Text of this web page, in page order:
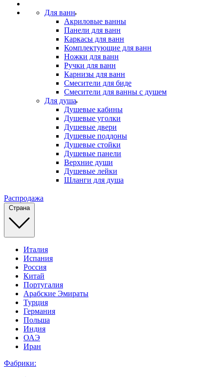
Для ванн
Акриловые ванны
Панели для ванн
Каркасы для ванн
Комплектующие для ванн
Ножки для ванн
Ручки для ванн
Карнизы для ванн
Смесители для биде
Смесители для ванны с душем
Для душа
Душевые кабины
Душевые уголки
Душевые двери
Душевые поддоны
Душевые стойки
Душевые панели
Верхние души
Душевые лейки
Шланги для душа
Распродажа
Страна
Италия
Испания
Россия
Китай
Португалия
Арабские Эмираты
Турция
Германия
Польша
Индия
ОАЭ
Иран
Фабрики: